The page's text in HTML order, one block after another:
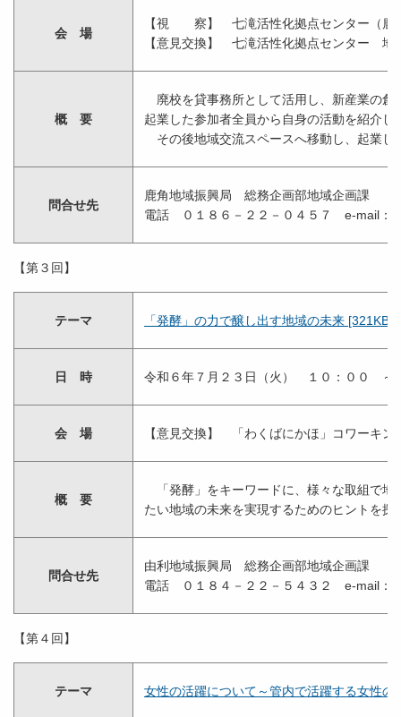
会 場
【視 察】 七滝活性化拠点センター（鹿
【意見交換】 七滝活性化拠点センター 地
概 要
廃校を貸事務所として活用し、新産業の創
起業した参加者全員から自身の活動を紹
その後地域交流スペースへ移動し、起業し
問合せ先
鹿角地域振興局 総務企画部地域企画課
電話 ０１８６－２２－０４５７ e-mail：
【第３回】
テーマ 「発酵」の力で醸し出す地域の未来 [321KB]
日 時 令和６年７月２３日（火） １０：００
会 場 【意見交換】 「わくばにかほ」コワーキ
概 要
「発酵」をキーワードに、様々な取組で地
たい地域の未来を実現するためのヒントを探
問合せ先
由利地域振興局 総務企画部地域企画課
電話 ０１８４－２２－５４３２ e-mail：
【第４回】
テーマ 女性の活躍について～管内で活躍する女性の